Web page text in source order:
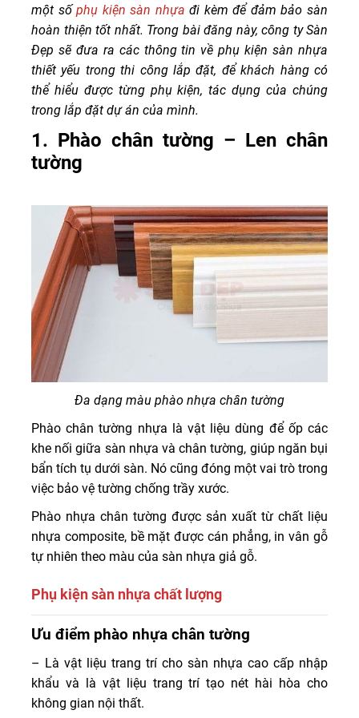
một sốphụ kiện sàn nhựa đi kèm để đảm bảo sàn
hoàn thiện tốt nhất. Trong bài đăng này, công ty Sàn
Đẹp sẽ đưa ra các thông tin về phụ kiện sàn nhựa
thiết yếu trong thi công lắp đặt, để khách hàng có
thể hiểu được từng phụ kiện, tác dụng của chúng
trong lắp đặt dự án của mình.
1. Phào chân tường – Len chân
tường
Đa dạng màu phào nhựa chân tường
Phào chân tường nhựa là vật liệu dùng để ốp các
khe nối giữa sàn nhựa và chân tường, giúp ngăn bụi
bẩn tích tụ dưới sàn. Nó cũng đóng một vai trò trong
việc bảo vệ tường chống trầy xước.
Phào nhựa chân tường được sản xuất từ chất liệu
nhựa composite, bề mặt được cán phẳng, in vân gỗ
tự nhiên theo màu của sàn nhựa giả gỗ.
Phụ kiện sàn nhựa chất lượng
Sàn nhựa nhập khẩu là vật liệu đang được sử dụng phổ
mại nhờ vẻ đẹp sang trọng, hấp dẫn và tinh tế của nó.
Kết cấu ván sàn ấm áp, màu sắc phong phú, độ bền cao
tạo nên vẻ đẹp bền vững cho căn phòng. Việc thi công
Ưu điểm phào nhựa chân tường
– Là vật liệu trang trí cho sàn nhựa cao cấp nhập
khẩu và là vật liệu trang trí tạo nét hài hòa cho
không gian nội thất.